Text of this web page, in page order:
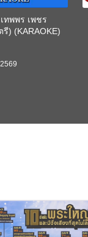
ทพพร เพชร
) (KARAOKE)